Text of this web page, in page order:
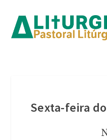
Sexta-feira